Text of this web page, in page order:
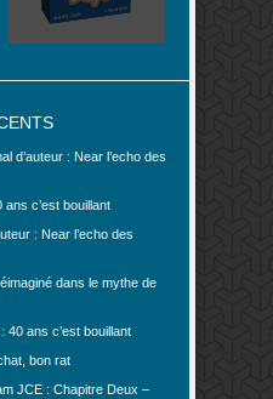
d’auteur : Near l’echo des
ans c’est bouillant
: Near l’echo des
dans le mythe de
40 ans c’est bouillant
bon rat
JCE : Chapitre Deux –